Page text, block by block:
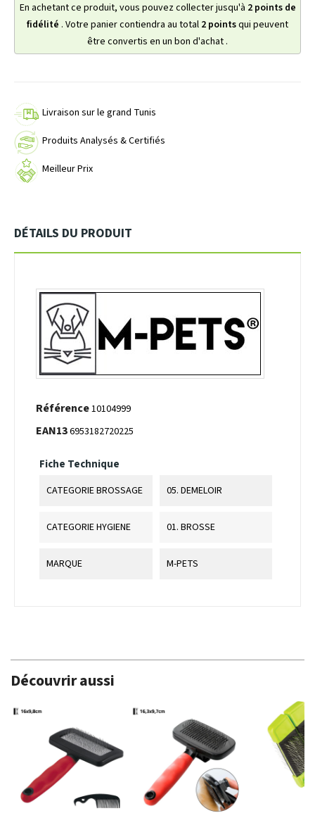
En achetant ce produit, vous pouvez collecter jusqu'à 2points de
fidélité . Votre panier contiendra au total 2 pointsqui peuvent
être convertis en un bon d'achat .
Livraison sur le grand Tunis
Produits Analysés & Certifiés
Meilleur Prix
DÉTAILS DU PRODUIT
Référence10104999
EAN136953182720225
Fiche Technique
CATEGORIE BROSSAGE 05. DEMELOIR
CATEGORIE HYGIENE 01. BROSSE
MARQUE M-PETS
Découvrir aussi